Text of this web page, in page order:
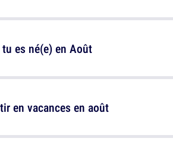
en vacances en août
es né(e) en Août